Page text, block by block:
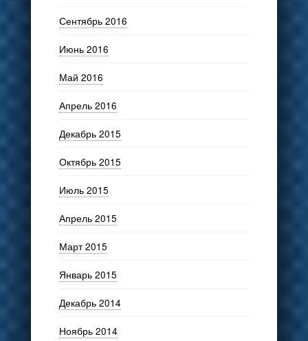
Сентябрь 2016
Июнь 2016
Май 2016
Апрель 2016
Декабрь 2015
Октябрь 2015
Июль 2015
Апрель 2015
Март 2015
Январь 2015
Декабрь 2014
Ноябрь 2014